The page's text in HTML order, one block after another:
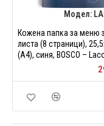
Модел:
Кожена папка за меню
листа (8 страници),
(A4), синя, BOSCO –